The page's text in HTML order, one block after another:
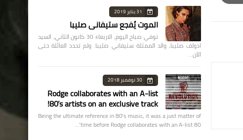
31 يناير 2019
الموت يُفجع ستيفاني صليبا
توفي صباح اليوم، الاربعاء 30 كانون الثاني، السيد
ادولف صليبا، والد الممثلة ستيفاني صليبا. ولم تحدد العائلة حتى
الآن…
30 نوفمبر 2018
Rodge collaborates with an A-list
80’s artists on an exclusive track!
Being the ultimate reference in 80’s music, it was a just matter of
time before Rodge collaborates with an A-list 80’…